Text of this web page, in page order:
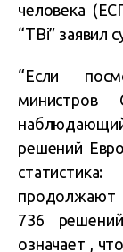
человека
“ТВі” заявил
“Если
решений
продолжают
736
означает ,